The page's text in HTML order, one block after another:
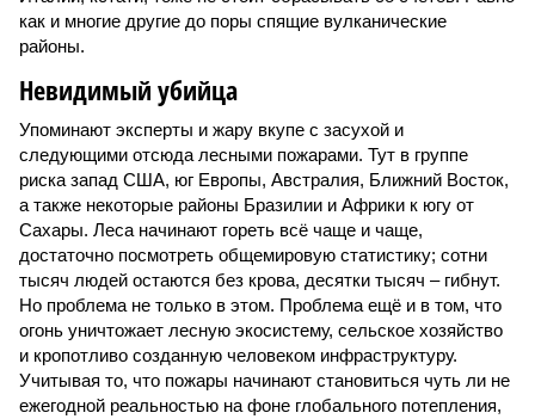
как и многие другие до поры спящие вулканические
районы.
Невидимый убийца
Упоминают эксперты и жару вкупе с засухой и
следующими отсюда лесными пожарами. Тут в группе
риска запад США, юг Европы, Австралия, Ближний Восток,
а также некоторые районы Бразилии и Африки к югу от
Сахары. Леса начинают гореть всё чаще и чаще,
достаточно посмотреть общемировую статистику; сотни
тысяч людей остаются без крова, десятки тысяч – гибнут.
Но проблема не только в этом. Проблема ещё и в том, что
огонь уничтожает лесную экосистему, сельское хозяйство
и кропотливо созданную человеком инфраструктуру.
Учитывая то, что пожары начинают становиться чуть ли не
ежегодной реальностью на фоне глобального потепления,